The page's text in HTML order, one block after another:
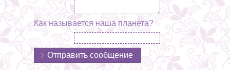
Как называется наша планета?